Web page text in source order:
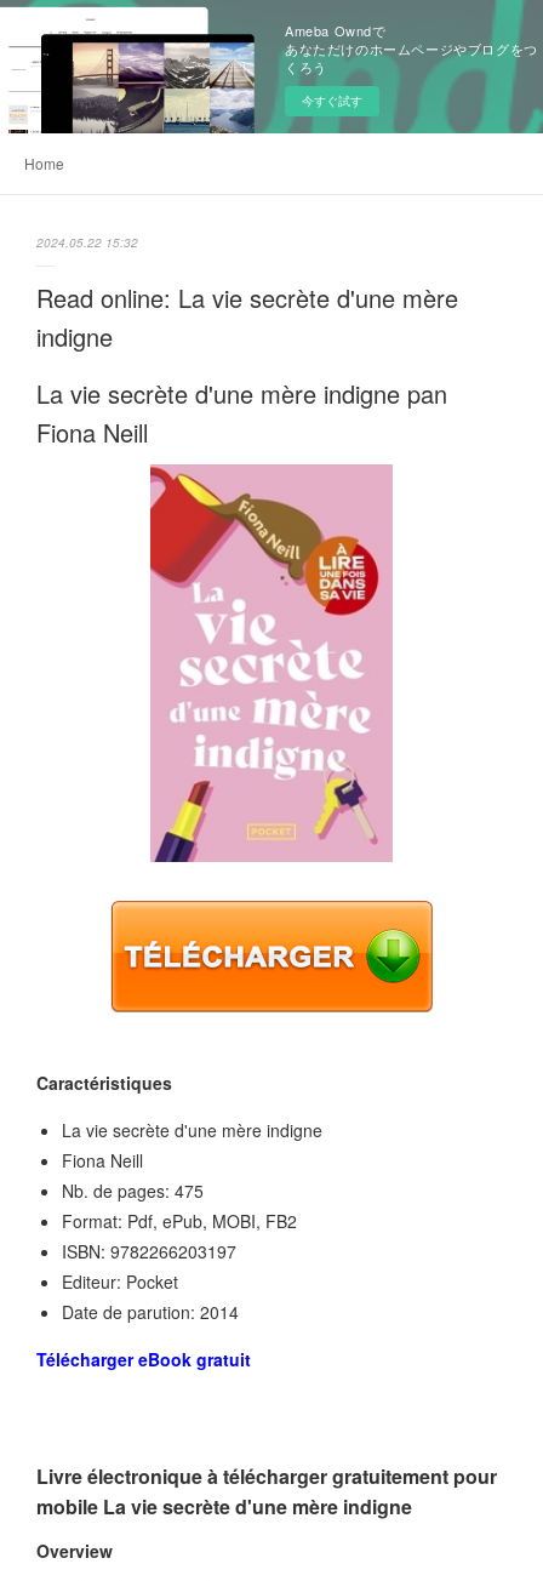
Ameba Owndで
あなただけのホームページやブログをつ
くろう
今すぐ試す
Home
2024.05.22 15:32
Read online: La vie secrète d'une mère
indigne
La vie secrète d'une mère indigne pan
Fiona Neill
Caractéristiques
La vie secrète d'une mère indigne
Fiona Neill
Nb. de pages: 475
Format: Pdf, ePub, MOBI, FB2
ISBN: 9782266203197
Editeur: Pocket
Date de parution: 2014
Télécharger eBook gratuit
Livre électronique à télécharger gratuitement pour
mobile La vie secrète d'une mère indigne
Overview